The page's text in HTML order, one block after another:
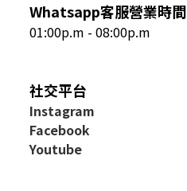
Whatsapp客服營業時間
01:00p.m - 08:00p.m
社交平台
Instagram
Facebook
Youtube